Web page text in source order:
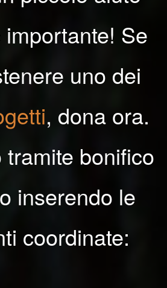
Se
uno dei
, dona ora.
tramite bonifico
inserendo le
coordinate: